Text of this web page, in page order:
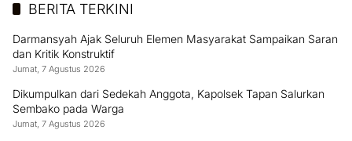
BERITA TERKINI
Darmansyah Ajak Seluruh Elemen Masyarakat Sampaikan Saran
dan Kritik Konstruktif
Jumat, 7 Agustus 2026
Dikumpulkan dari Sedekah Anggota, Kapolsek Tapan Salurkan
Sembako pada Warga
Jumat, 7 Agustus 2026